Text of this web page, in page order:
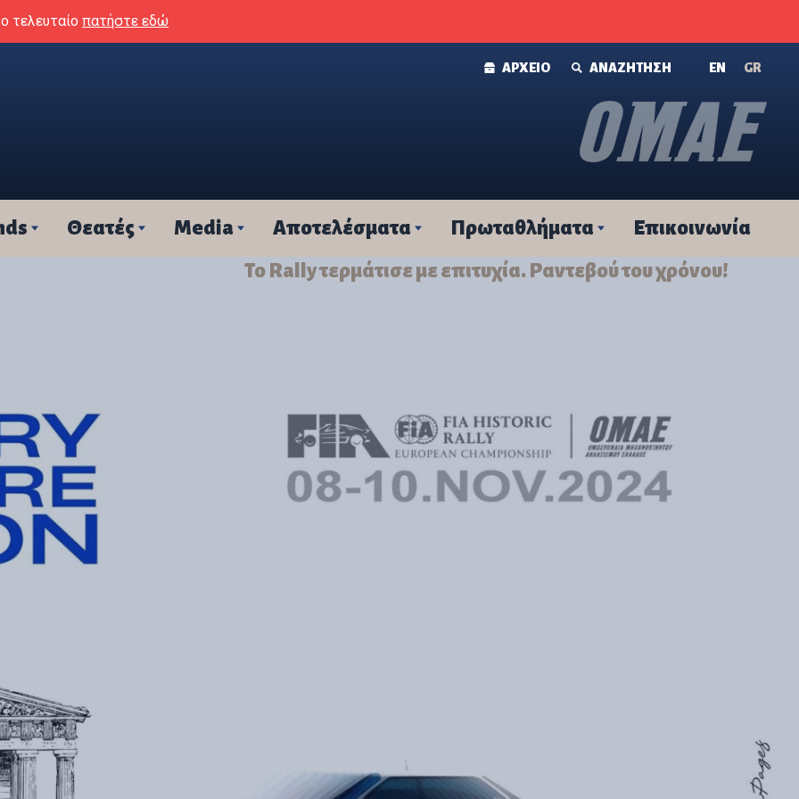
τελευταίο πατήστε εδώ
ΑΡΧΕΙΟ ΑΝΑΖΗΤΗΣΗ ΕΝ GR
Θεατές Media Αποτελέσματα Πρωταθλήματα
Επικοινωνία
Το Rally τερμάτισε με επιτυχία. Ραντεβού του χρόνου!